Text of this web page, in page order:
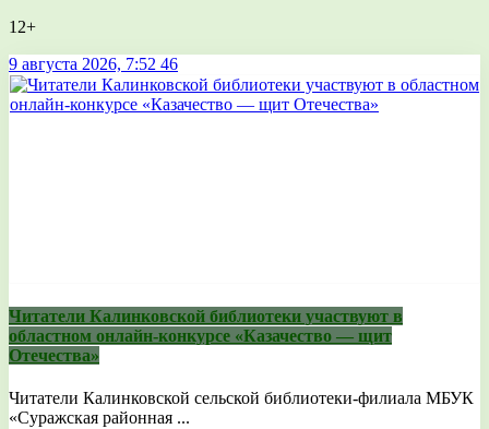
12+
9 августа 2026, 7:52 46
Читатели Калинковской библиотеки участвуют в
областном онлайн-конкурсе «Казачество — щит
Отечества»
Читатели Калинковской сельской библиотеки-филиала МБУК
«Суражская районная ...